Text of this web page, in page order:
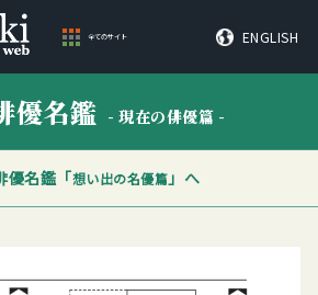
全てのサイト ENGLISH
優名鑑 - 現在の俳優篇 -
優名鑑「想い出の名優篇」へ